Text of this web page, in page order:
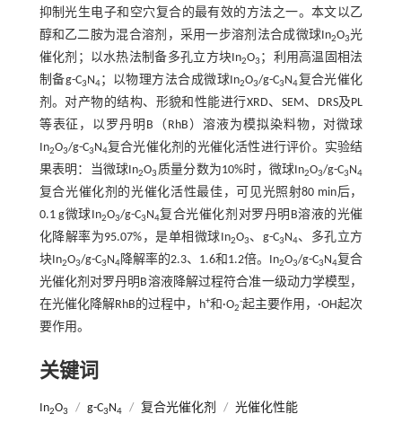
抑制光生电子和空穴复合的最有效的方法之一。本文以乙
醇和乙二胺为混合溶剂，采用一步溶剂法合成微球In2O3光
催化剂；以水热法制备多孔立方块In2O3 ；利用高温固相法
制备g-C3N4；以物理方法合成微球In2O3/g-C3N4复合光催化
剂。对产物的结构、形貌和性能进行XRD、SEM、DRS及PL
等表征，以罗丹明B（RhB）溶液为模拟染料物，对微球
In2O3/g-C3N4复合光催化剂的光催化活性进行评价。实验结
果表明：当微球In2O3质量分数为10%时，微球In2O3/g-C3N4
复合光催化剂的光催化活性最佳，可见光照射80 min后，
0.1 g微球In2O3/g-C3N4复合光催化剂对罗丹明B溶液的光催
化降解率为95.07%，是单相微球In2O3、g-C3N4、多孔立方
块In2O3/g-C3N4降解率的2.3、1.6和1.2倍。In2O3/g-C3N4复合
光催化剂对罗丹明B溶液降解过程符合准一级动力学模型，
在光催化降解RhB的过程中，h+和·O2
-起主要作用，·OH起次
要作用。
关键词
In2O3 / g-C3N4 / 复合光催化剂 / 光催化性能